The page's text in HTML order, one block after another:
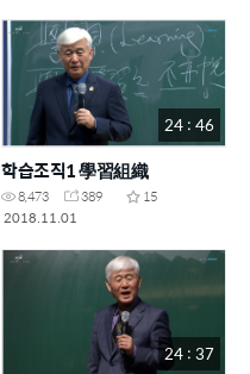
24 : 46
학습조직1 學習組織
8,473 389
15
2018.11.01
24 : 37